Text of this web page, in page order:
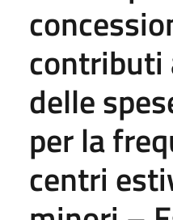
contributi
delle
per la
centri